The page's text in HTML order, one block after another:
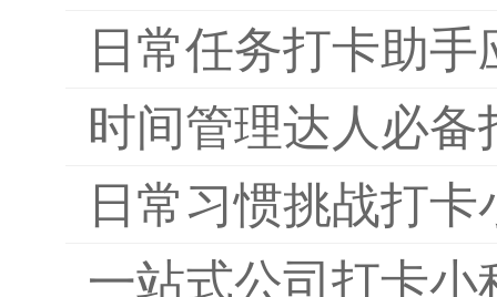
日常任务打卡助手
时间管理达人必备
日常习惯挑战打
一站式公司打卡小